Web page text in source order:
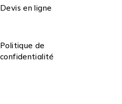
Devis en ligne
Politique de
confidentialité